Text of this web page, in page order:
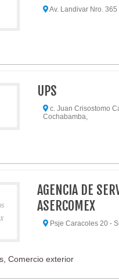
Av. Landivar Nro.
UPS
c. Juan Crisostomo
Cochabamba,
AGENCIA DE
ASERCOMEX
Psje Caracoles 20 -
Comercio exterior